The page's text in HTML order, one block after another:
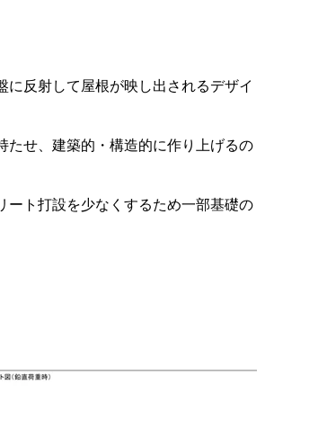
反射して屋根が映し出されるデザイ
たせ、建築的・構造的に作り上げるの
ート打設を少なくするため一部基礎の